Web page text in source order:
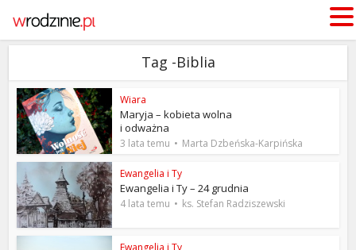
Tag -Biblia
Wiara
Maryja – kobieta wolna
i odważna
3 lata temu Marta Dzbeńska-Karpińska
Ewangelia i Ty
Ewangelia i Ty – 24 grudnia
4 lata temu ks. Stefan Radziszewski
Ewangelia i Ty